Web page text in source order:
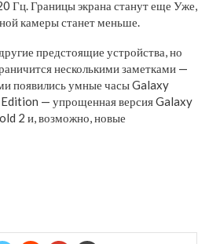
Гц. Границы экрана станут еще Уже,
камеры станет меньше.
предстоящие устройства, но
несколькими заметками —
появились умные часы Galaxy
— упрощенная версия Galaxy
2 и, возможно, новые